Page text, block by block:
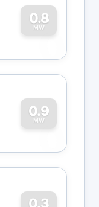
0.8
MW
0
0.9
MW
0
0.3